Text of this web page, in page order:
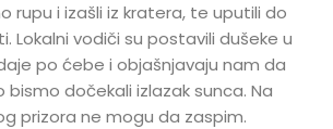
rupu i izašli iz kratera, te uputili do
vodiči su postavili dušeke u
po ćebe i objašnjavaju nam da
dočekali izlazak sunca. Na
prizora ne mogu da zaspim.